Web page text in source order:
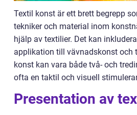
Textil konst är ett brett begrepp
tekniker och material inom
hjälp av textilier. Det kan
applikation till vävnadskonst och
konst kan vara både två- och
ofta en taktil och visuell
Presentation av